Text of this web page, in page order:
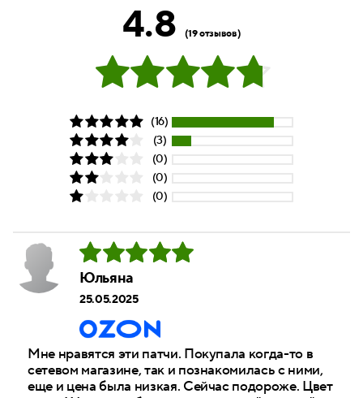
4.8 (19 отзывов)
(16)
(3)
(0)
(0)
(0)
Юльяна
25.05.2025
Мне нравятся эти патчи. Покупала когда-то в
сетевом магазине, так и познакомилась с ними,
еще и цена была низкая. Сейчас подороже. Цвет